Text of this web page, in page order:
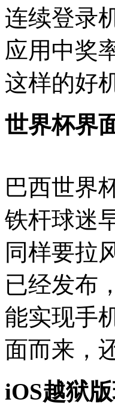
连续登录
应用中奖
这样的好
世界杯界
巴西世界
铁杆球迷
同样要拉
已经发布
能实现手
面而来，
iOS越狱